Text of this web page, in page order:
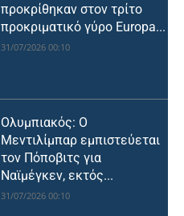
προκρίθηκαν στον τρίτο
προκριματικό γύρο Europa...
31/07/2026 00:10
Ολυμπιακός: Ο
Μεντιλίμπαρ εμπιστεύεται
τον Πόποβιτς για
Ναϊμέγκεν, εκτός...
31/07/2026 00:10